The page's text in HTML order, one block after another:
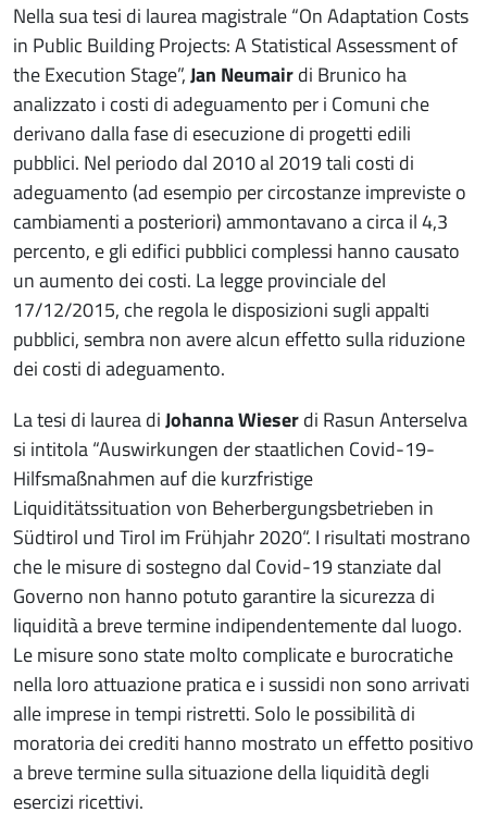
Nella sua tesi di laurea magistrale “On Adaptation Costs
in Public Building Projects: A Statistical Assessment of
the Execution Stage”,Jan Neumairdi Brunico ha
analizzato i costi di adeguamento per i Comuni che
derivano dalla fase di esecuzione di progetti edili
pubblici. Nel periodo dal 2010 al 2019 tali costi di
adeguamento (ad esempio per circostanze impreviste o
cambiamenti a posteriori) ammontavano a circa il 4,3
percento, e gli edifici pubblici complessi hanno causato
un aumento dei costi. La legge provinciale del
17/12/2015, che regola le disposizioni sugli appalti
pubblici, sembra non avere alcun effetto sulla riduzione
dei costi di adeguamento.
La tesi di laurea diJohanna Wieserdi Rasun Anterselva
si intitola “Auswirkungen der staatlichen Covid-19-
Hilfsmaßnahmen auf die kurzfristige
Liquiditätssituation von Beherbergungsbetrieben in
Südtirol und Tirol im Frühjahr 2020“. I risultati mostrano
che le misure di sostegno dal Covid-19 stanziate dal
Governo non hanno potuto garantire la sicurezza di
liquidità a breve termine indipendentemente dal luogo.
Le misure sono state molto complicate e burocratiche
nella loro attuazione pratica e i sussidi non sono arrivati
alle imprese in tempi ristretti. Solo le possibilità di
moratoria dei crediti hanno mostrato un effetto positivo
a breve termine sulla situazione della liquidità degli
esercizi ricettivi.